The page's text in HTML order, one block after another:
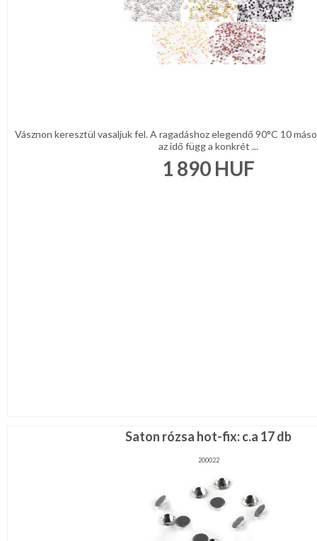
Vásznon keresztül vasaljuk fel. A ragadáshoz elegendő 90°C 10
az idő függ a konkrét ...
1 890 HUF
Saton rózsa hot-fix: c.a 17 db
200022